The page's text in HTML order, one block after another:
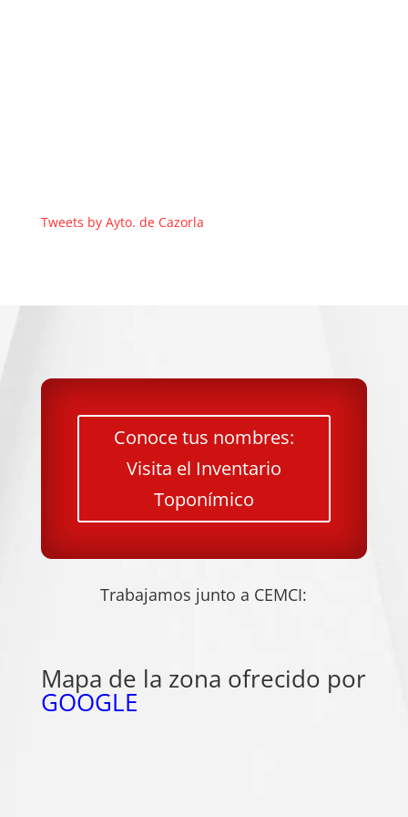
Tweets by Ayto. de Cazorla
Conoce tus nombres:
Visita el Inventario
Toponímico
Trabajamos junto a CEMCI:
Mapa de la zona ofrecido por
GOOGLE